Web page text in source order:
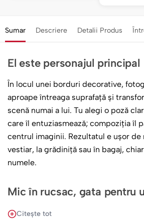
Sumar Descriere Detalii Produs
El este personajul principal
În locul unei borduri decorative,
aproape întreaga suprafață și
scenă numai a lui. Tu alegi o poză
care îl entuziasmează; compoziția îl
centrul imaginii. Rezultatul e ușor
vestiar, la grădiniță sau în bagaj,
numele.
Mic în rucsac, gata pentru
misiune
Citește tot